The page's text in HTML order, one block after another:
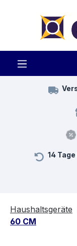
14
Haushaltsgeräte
60 CM